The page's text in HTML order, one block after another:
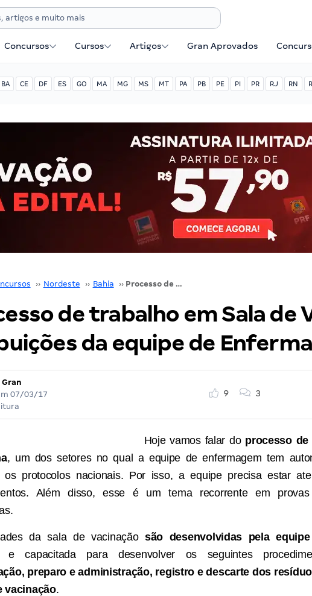
Concursos Cursos Artigos Gran Aprovados
BA CE DF ES GO MA MG MS MT PA PB PE PI PR RJ RN
›› Nordeste ›› Bahia ›› Processo de trabalho em Sala de Vacina: atribuições da equipe de Enfermagem
de trabalho em Sala de
da equipe de
Gran
07/03/17
9 3
Hoje vamos falar do processo
, um dos setores no qual a equipe de enfermagem tem
os protocolos nacionais. Por isso, a equipe precisa estar
Além disso, esse é um tema recorrente em
da sala de vacinação são desenvolvidas pela
e capacitada para desenvolver os seguintes
preparo e administração, registro e descarte dos
vacinação.